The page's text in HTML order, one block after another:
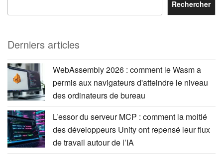
Rechercher
Derniers articles
WebAssembly 2026 : comment le Wasm a
permis aux navigateurs d'atteindre le niveau
des ordinateurs de bureau
L’essor du serveur MCP : comment la moitié
des développeurs Unity ont repensé leur flux
de travail autour de l’IA